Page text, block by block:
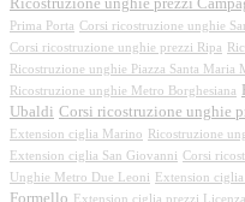
Ricostruzione unghie prezzi
Prima Porta Corsi ricostruzione unghie
Corsi ricostruzione unghie prezzi Ripa
Ricostruzione unghie Piazza Santa Maria
Ricostruzione unghie Metro Borghesiana
Ubaldi Corsi ricostruzione unghie
Extension ciglia Marino
Ricostruzione
Extension ciglia San Giovanni Corsi
Unghie Metro Due Leoni
Extension